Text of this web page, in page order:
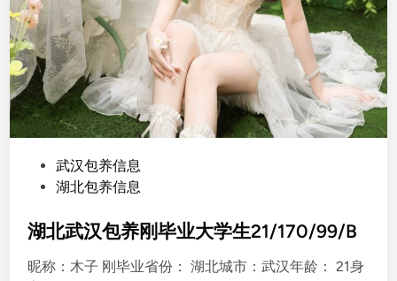
t
d
武汉包养信息
湖北包养信息
湖北武汉包养刚毕业大学生21/170/99/B
昵称：木子 刚毕业省份： 湖北城市：武汉年龄： 21身